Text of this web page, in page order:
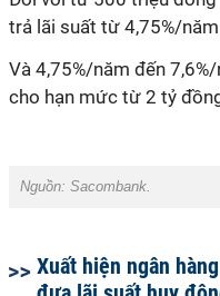
trả lãi suất từ 4,75%/
Và 4,75%/năm đến
cho hạn mức từ 2 tỷ
Nguồn: Sacombank.
Xuất hiện ngân hàng